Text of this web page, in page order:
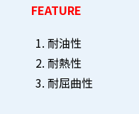
FEATURE
耐油性
耐熱性
耐屈曲性